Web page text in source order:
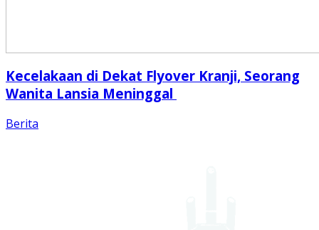
Kecelakaan di Dekat Flyover Kranji, Seorang
Wanita Lansia Meninggal
Berita